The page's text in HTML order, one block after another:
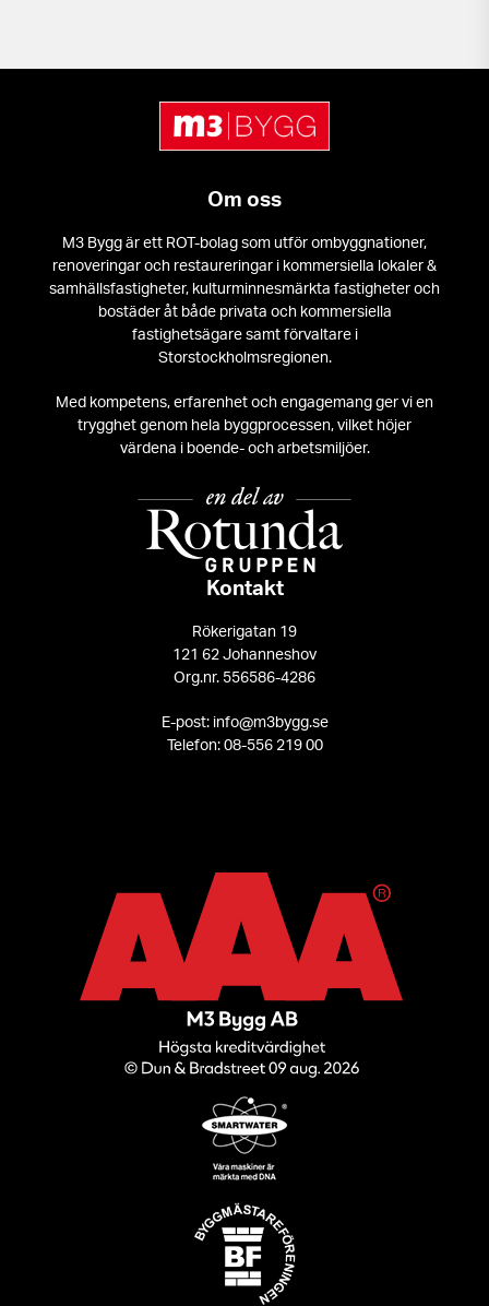
Om oss
M3 Bygg är ett ROT-bolag som utför ombyggnationer,
renoveringar och restaureringar i kommersiella lokaler &
samhällsfastigheter, kulturminnesmärkta fastigheter och
bostäder åt både privata och kommersiella
fastighetsägare samt förvaltare i
Storstockholmsregionen.
Med kompetens, erfarenhet och engagemang ger vi en
trygghet genom hela byggprocessen, vilket höjer
värdena i boende- och arbetsmiljöer.
Kontakt
Rökerigatan 19
121 62 Johanneshov
Org.nr. 556586-4286
E-post: info@m3bygg.se
Telefon: 08-556 219 00